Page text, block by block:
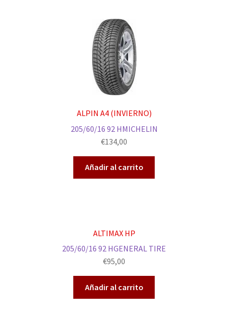
ALPIN A4 (INVIERNO)
205/60/16 92 HMICHELIN
€134,00
Añadir al carrito
ALTIMAX HP
205/60/16 92 HGENERAL TIRE
€95,00
Añadir al carrito